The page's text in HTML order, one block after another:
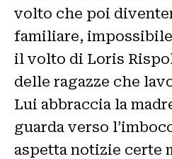
volto che poi
familiare,
il volto di Loris
delle ragazze che
Lui abbraccia la
guarda verso
aspetta notizie certe